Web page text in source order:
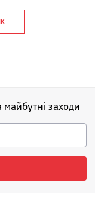
майбутні заходи